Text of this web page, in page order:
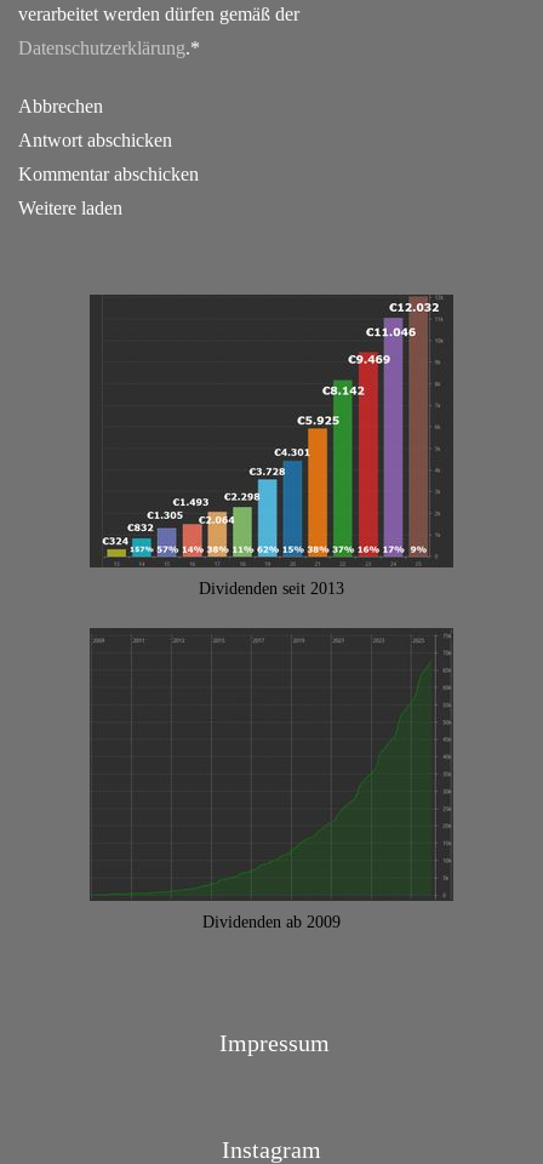
verarbeitet werden dürfen gemäß der
Datenschutzerklärung.*
Abbrechen
Antwort abschicken
Kommentar abschicken
Weitere laden
Dividenden seit 2013
Dividenden ab 2009
Impressum
Instagram